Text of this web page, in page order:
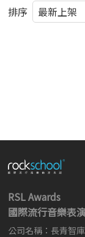
排序
RSL Awards
國際流行音樂表
公司名稱：長青智